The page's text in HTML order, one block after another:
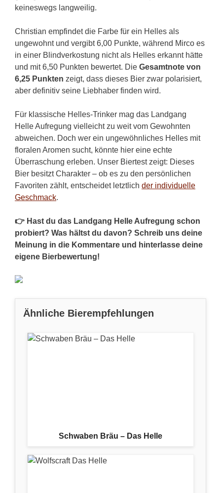
keineswegs langweilig.
Christian empfindet die Farbe für ein Helles als
ungewohnt und vergibt 6,00 Punkte, während Mirco es
in einer Blindverkostung nicht als Helles erkannt hätte
und mit 6,50 Punkten bewertet. Die Gesamtnote von
6,25 Punkten zeigt, dass dieses Bier zwar polarisiert,
aber definitiv seine Liebhaber finden wird.
Für klassische Helles-Trinker mag das Landgang
Helle Aufregung vielleicht zu weit vom Gewohnten
abweichen. Doch wer ein ungewöhnliches Helles mit
floralen Aromen sucht, könnte hier eine echte
Überraschung erleben. Unser Biertest zeigt: Dieses
Bier besitzt Charakter – ob es zu den persönlichen
Favoriten zählt, entscheidet letztlich der individuelle
Geschmack.
👉 Hast du das Landgang Helle Aufregung schon
probiert? Was hältst du davon? Schreib uns deine
Meinung in die Kommentare und hinterlasse deine
eigene Bierbewertung!
Ähnliche Bierempfehlungen
Schwaben Bräu – Das Helle